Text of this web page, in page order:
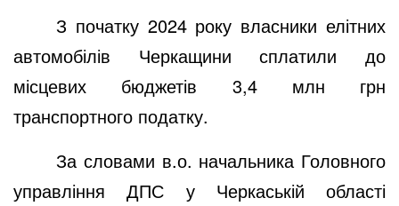
З початку 2024 року власники елітних
автомобілів Черкащинисплатили до
місцевих бюджетів 3,4 млн грн
транспортного податку.
За словами в.о. начальника Головного
управління ДПС у Черкаській області